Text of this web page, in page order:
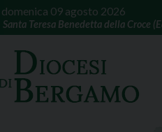
domenica 09 agosto 2026
Santa Teresa Benedetta della Croce